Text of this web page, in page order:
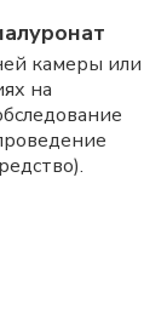
камеры или
на